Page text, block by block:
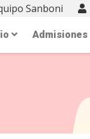
Sanboni
Admisiones